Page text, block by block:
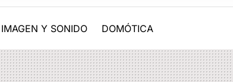
IMAGEN Y SONIDO DOMÓTICA